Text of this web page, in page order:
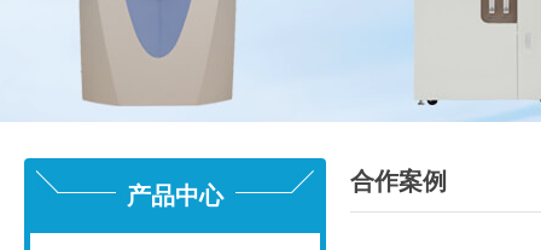
产品中心
合作案例